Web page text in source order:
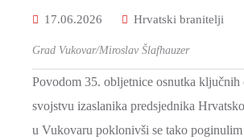
17.06.2026 Hrvatski branitelji
Grad Vukovar/Miroslav Šlafhauzer
Povodom 35. obljetnice osnutka
svojstvu izaslanika predsjednika
u Vukovaru poklonivši se tako